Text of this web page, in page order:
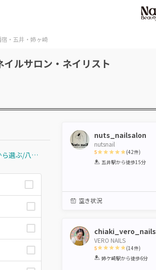
宿・五井・姉ヶ崎
ルサロン・ネイリスト
関東/千葉県/エリアから選ぶ/八幡宿・五井・姉ヶ崎
nuts_nailsalon
nutsnail
5
1 2 3 4 5
(42件)
五井駅から徒歩15分
空き状況
chiaki_vero_nails
VERO NAILS
5
1 2 3 4 5
(14件)
姉ケ崎駅から徒歩6分